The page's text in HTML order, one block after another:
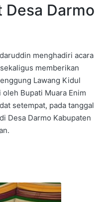
Desa Darmo
menghadiri acara
memberikan
Lawang Kidul
Bupati Muara Enim
setempat, pada tanggal
Desa Darmo Kabupaten